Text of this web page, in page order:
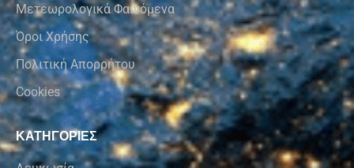
Μετεωρολογικά Φαινόμενα
Όροι Χρήσης
Πολιτική Απορρήτου
Cookies
ΚΑΤΗΓΟΡΙΕΣ